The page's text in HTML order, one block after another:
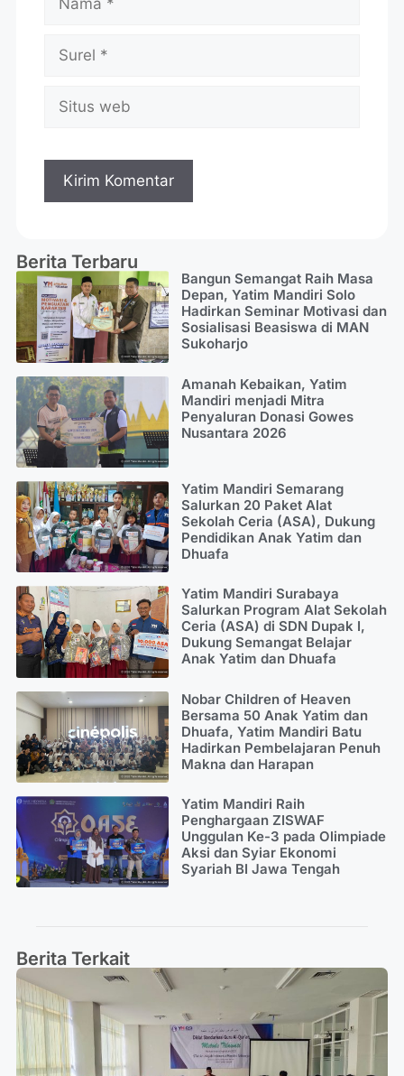
Berita Terbaru
Bangun Semangat Raih Masa
Depan, Yatim Mandiri Solo
Hadirkan Seminar Motivasi dan
Sosialisasi Beasiswa di MAN
Sukoharjo
Amanah Kebaikan, Yatim
Mandiri menjadi Mitra
Penyaluran Donasi Gowes
Nusantara 2026
Yatim Mandiri Semarang
Salurkan 20 Paket Alat
Sekolah Ceria (ASA), Dukung
Pendidikan Anak Yatim dan
Dhuafa
Yatim Mandiri Surabaya
Salurkan Program Alat Sekolah
Ceria (ASA) di SDN Dupak I,
Dukung Semangat Belajar
Anak Yatim dan Dhuafa
Nobar Children of Heaven
Bersama 50 Anak Yatim dan
Dhuafa, Yatim Mandiri Batu
Hadirkan Pembelajaran Penuh
Makna dan Harapan
Yatim Mandiri Raih
Penghargaan ZISWAF
Unggulan Ke-3 pada Olimpiade
Aksi dan Syiar Ekonomi
Syariah BI Jawa Tengah
Berita Terkait